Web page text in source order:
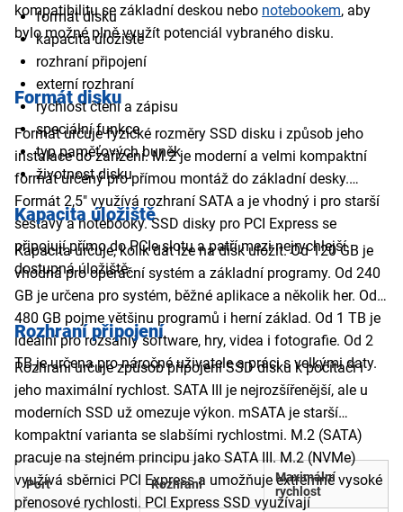
kompatibilitu se základní deskou nebo notebookem, aby
bylo možné plně využít potenciál vybraného disku.
formát disku
kapacita úložiště
rozhraní připojení
externí rozhraní
rychlost čtení a zápisu
speciální funkce
typ paměťových buněk
životnost disku
Formát disku
Formát určuje fyzické rozměry SSD disku i způsob jeho
instalace do zařízení. M.2 je moderní a velmi kompaktní
formát určený pro přímou montáž do základní desky.
Formát 2,5" využívá rozhraní SATA a je vhodný i pro starší
sestavy a notebooky. SSD disky pro PCI Express se
připojují přímo do PCIe slotu a patří mezi nejrychlejší
dostupná úložiště.
Kapacita úložiště
Kapacita určuje, kolik dat lze na disk uložit. Od 120 GB je
vhodná pro operační systém a základní programy. Od 240
GB je určena pro systém, běžné aplikace a několik her. Od
480 GB pojme většinu programů i herní základ. Od 1 TB je
ideální pro rozsáhlý software, hry, videa i fotografie. Od 2
TB je určena pro náročné uživatele a práci s velkými daty.
Rozhraní připojení
Rozhraní určuje způsob připojení SSD disku k počítači i
jeho maximální rychlost. SATA III je nejrozšířenější, ale u
moderních SSD už omezuje výkon. mSATA je starší
kompaktní varianta se slabšími rychlostmi. M.2 (SATA)
pracuje na stejném principu jako SATA III. M.2 (NVMe)
využívá sběrnici PCI Express a umožňuje extrémně vysoké
přenosové rychlosti. PCI Express SSD využívají
Port Rozhraní
Maximální
rychlost